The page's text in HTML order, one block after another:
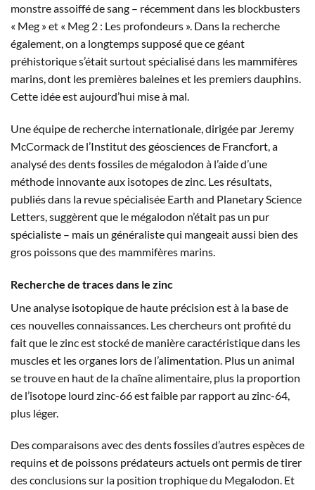
monstre assoiffé de sang – récemment dans les blockbusters
« Meg » et « Meg 2 : Les profondeurs ». Dans la recherche
également, on a longtemps supposé que ce géant
préhistorique s’était surtout spécialisé dans les mammifères
marins, dont les premières baleines et les premiers dauphins.
Cette idée est aujourd’hui mise à mal.
Une équipe de recherche internationale, dirigée par Jeremy
McCormack de l’Institut des géosciences de Francfort, a
analysé des dents fossiles de mégalodon à l’aide d’une
méthode innovante aux isotopes de zinc. Les résultats,
publiés dans la revue spécialisée Earth and Planetary Science
Letters, suggèrent que le mégalodon n’était pas un pur
spécialiste – mais un généraliste qui mangeait aussi bien des
gros poissons que des mammifères marins.
Recherche de traces dans le zinc
Une analyse isotopique de haute précision est à la base de
ces nouvelles connaissances. Les chercheurs ont profité du
fait que le zinc est stocké de manière caractéristique dans les
muscles et les organes lors de l’alimentation. Plus un animal
se trouve en haut de la chaîne alimentaire, plus la proportion
de l’isotope lourd zinc-66 est faible par rapport au zinc-64,
plus léger.
Des comparaisons avec des dents fossiles d’autres espèces de
requins et de poissons prédateurs actuels ont permis de tirer
des conclusions sur la position trophique du Megalodon. Et